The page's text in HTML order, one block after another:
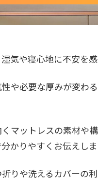
気や寝心地に不安を
や必要な厚みが変わ
マットレスの素材や
かりやすくお伝えしま
りや洗えるカバーの